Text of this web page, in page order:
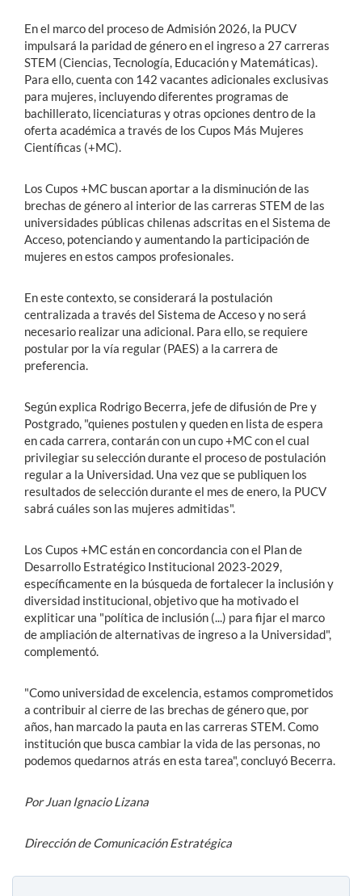
En el marco del proceso de Admisión 2026, la PUCV
impulsará la paridad de género en el ingreso a 27 carreras
STEM (Ciencias, Tecnología, Educación y Matemáticas).
Para ello, cuenta con 142 vacantes adicionales exclusivas
para mujeres, incluyendo diferentes programas de
bachillerato, licenciaturas y otras opciones dentro de la
oferta académica a través de los Cupos Más Mujeres
Científicas (+MC).
Los Cupos +MC buscan aportar a la disminución de las
brechas de género al interior de las carreras STEM de las
universidades públicas chilenas adscritas en el Sistema de
Acceso, potenciando y aumentando la participación de
mujeres en estos campos profesionales.
En este contexto, se considerará la postulación
centralizada a través del Sistema de Acceso y no será
necesario realizar una adicional. Para ello, se requiere
postular por la vía regular (PAES) a la carrera de
preferencia.
Según explica Rodrigo Becerra, jefe de difusión de Pre y
Postgrado, "quienes postulen y queden en lista de espera
en cada carrera, contarán con un cupo +MC con el cual
privilegiar su selección durante el proceso de postulación
regular a la Universidad. Una vez que se publiquen los
resultados de selección durante el mes de enero, la PUCV
sabrá cuáles son las mujeres admitidas".
Los Cupos +MC están en concordancia con el Plan de
Desarrollo Estratégico Institucional 2023-2029,
específicamente en la búsqueda de fortalecer la inclusión y
diversidad institucional, objetivo que ha motivado el
expliticar una "política de inclusión (...) para fijar el marco
de ampliación de alternativas de ingreso a la Universidad",
complementó.
"Como universidad de excelencia, estamos comprometidos
a contribuir al cierre de las brechas de género que, por
años, han marcado la pauta en las carreras STEM. Como
institución que busca cambiar la vida de las personas, no
podemos quedarnos atrás en esta tarea", concluyó Becerra.
Por Juan Ignacio Lizana
Dirección de Comunicación Estratégica